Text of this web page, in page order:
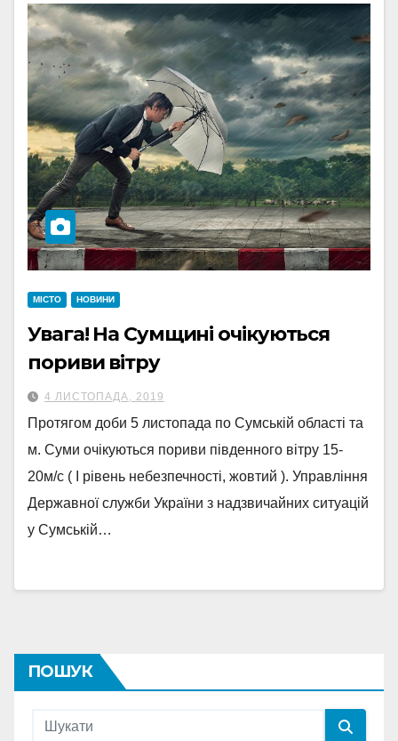
МІСТО НОВИНИ
Увага! На Сумщині очікуються
пориви вітру
4 ЛИСТОПАДА, 2019
Протягом доби 5 листопада по Сумській області та
м. Суми очікуються пориви південного вітру 15-
20м/с ( І рівень небезпечності, жовтий ). Управління
Державної служби України з надзвичайних ситуацій
у Сумській…
ПОШУК